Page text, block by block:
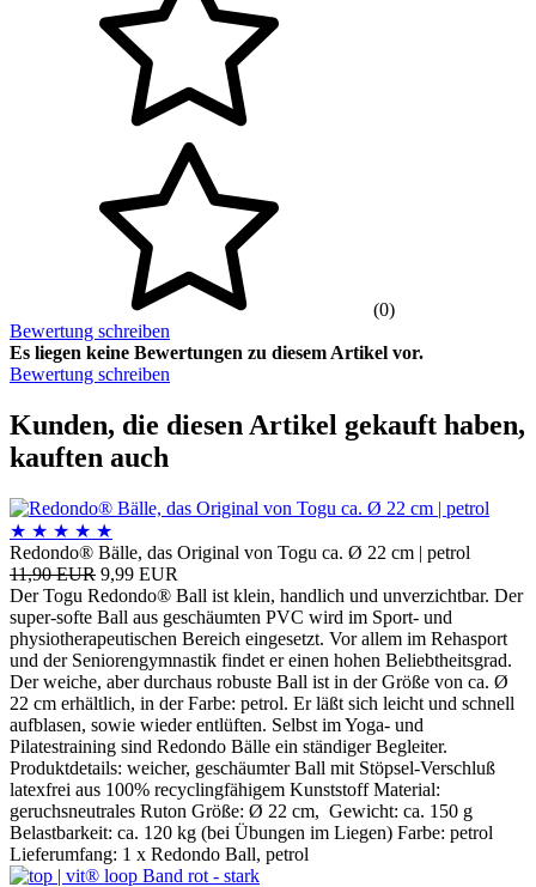
(0)
Bewertung schreiben
Es liegen keine Bewertungen zu diesem Artikel vor.
Bewertung schreiben
Kunden, die diesen Artikel gekauft haben,
kauften auch
★ ★ ★ ★ ★
Redondo® Bälle, das Original von Togu ca. Ø 22 cm | petrol
11,90 EUR 9,99 EUR
Der Togu Redondo® Ball ist klein, handlich und unverzichtbar. Der
super-softe Ball aus geschäumten PVC wird im Sport- und
physiotherapeutischen Bereich eingesetzt. Vor allem im Rehasport
und der Seniorengymnastik findet er einen hohen Beliebtheitsgrad.
Der weiche, aber durchaus robuste Ball ist in der Größe von ca. Ø
22 cm erhältlich, in der Farbe: petrol. Er läßt sich leicht und schnell
aufblasen, sowie wieder entlüften. Selbst im Yoga- und
Pilatestraining sind Redondo Bälle ein ständiger Begleiter.
Produktdetails: weicher, geschäumter Ball mit Stöpsel-Verschluß
latexfrei aus 100% recyclingfähigem Kunststoff Material:
geruchsneutrales Ruton Größe: Ø 22 cm, Gewicht: ca. 150 g
Belastbarkeit: ca. 120 kg (bei Übungen im Liegen) Farbe: petrol
Lieferumfang: 1 x Redondo Ball, petrol